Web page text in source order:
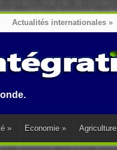
Actualités internationales »
» Economie » Agriculture